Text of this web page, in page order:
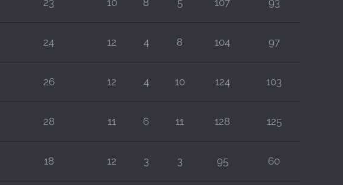
23 10 8 5 107 93
24 12 4 8 104 97
26 12 4 10 124 103
28 11 6 11 128 125
18 12 3 3 95 60